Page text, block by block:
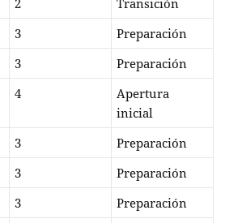
3
Preparación
3
Preparación
4
Apertura
inicial
3
Preparación
3
Preparación
3
Preparación